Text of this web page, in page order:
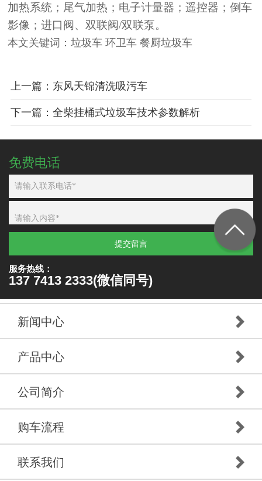
加热系统；尾气加热；电子计量器；遥控器；倒车
影像；进口阀、双联阀/双联泵。
本文关键词：垃圾车 环卫车 餐厨垃圾车
上一篇：东风天锦清洗吸污车
下一篇：全柴挂桶式垃圾车技术参数解析
免费电话
提交留言
服务热线：
137 7413 2333(微信同号)
新闻中心
产品中心
公司简介
购车流程
联系我们